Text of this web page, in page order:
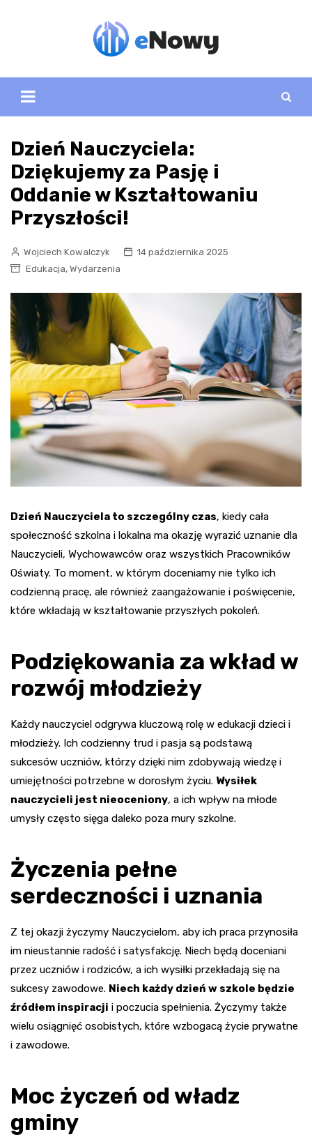
Dzień Nauczyciela:
Dziękujemy za Pasję i
Oddanie w Kształtowaniu
Przyszłości!
Wojciech Kowalczyk
14 października 2025
Edukacja, Wydarzenia
Dzień Nauczyciela to szczególny czas, kiedy cała
społeczność szkolna i lokalna ma okazję wyrazić uznanie dla
Nauczycieli, Wychowawców oraz wszystkich Pracowników
Oświaty. To moment, w którym doceniamy nie tylko ich
codzienną pracę, ale również zaangażowanie i poświęcenie,
które wkładają w kształtowanie przyszłych pokoleń.
Podziękowania za wkład w
rozwój młodzieży
Każdy nauczyciel odgrywa kluczową rolę w edukacji dzieci i
młodzieży. Ich codzienny trud i pasja są podstawą
sukcesów uczniów, którzy dzięki nim zdobywają wiedzę i
umiejętności potrzebne w dorosłym życiu. Wysiłek
nauczycieli jest nieoceniony, a ich wpływ na młode
umysły często sięga daleko poza mury szkolne.
Życzenia pełne
serdeczności i uznania
Z tej okazji życzymy Nauczycielom, aby ich praca przynosiła
im nieustannie radość i satysfakcję. Niech będą doceniani
przez uczniów i rodziców, a ich wysiłki przekładają się na
sukcesy zawodowe. Niech każdy dzień w szkole będzie
źródłem inspiracji i poczucia spełnienia. Życzymy także
wielu osiągnięć osobistych, które wzbogacą życie prywatne
i zawodowe.
Moc życzeń od władz
gminy